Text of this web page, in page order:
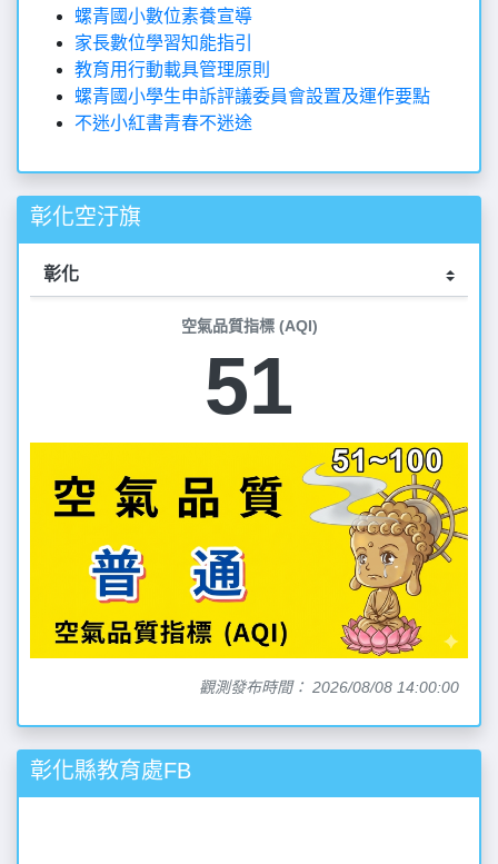
螺青國小數位素養宣導
家長數位學習知能指引
教育用行動載具管理原則
螺青國小學生申訴評議委員會設置及運作要點
不迷小紅書青春不迷途
彰化空汙旗
空氣品質指標 (AQI)
51
觀測發布時間： 2026/08/08 14:00:00
彰化縣教育處FB